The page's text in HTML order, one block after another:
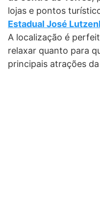
lojas e pontos
Estadual José
A localização é
relaxar quanto para
principais atrações